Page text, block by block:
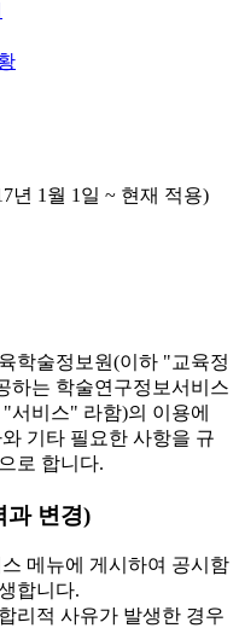
년 1월 1일 ~ 현재 적용)
학술정보원(이하 "교육정
하는 학술연구정보서비스
서비스" 라함)의 이용에
기타 필요한 사항을 규
로 합니다.
과 변경)
메뉴에 게시하여 공시함
합니다.
리적 사유가 발생한 경우